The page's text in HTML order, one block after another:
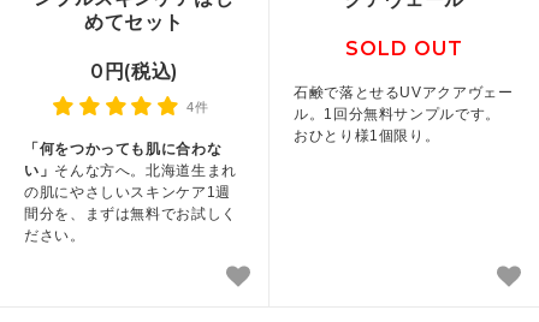
めてセット
0円(税込)
4件
「何をつかっても肌に合わな
い」 そんな方へ。北海道生まれ
の肌にやさしいスキンケア1週
間分を、まずは無料でお試しく
ださい。
SOLD OUT
石鹸で落とせるUVアクアヴェー
ル。1回分無料サンプルです。
おひとり様1個限り。